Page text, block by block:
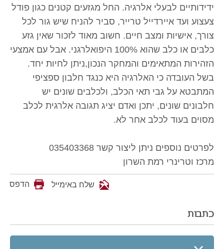
כתבות
ידידותיים לבעלי אלרגיה. החל מגזעים קטנים כגון פודל
צעצוע ועד איירדייל טרייר, סביר להניח שיש גור לכל
צורך, אישיות ומצב חיים. חשוב מאוד לזכור שאין גזע
כלבים או כלב שהוא 100% היפואלרגני. אבל עם אמצעי
הזהירות המתאימים והמחקר הנכון,ניתן לחיות יחד.
בשל העובדה כי האלרגיה היא כנגד חלבון ספציפי
המתבטא על גבי תאי הכלב, ולכלבים שונים יש
חלבונים שונים, יתכן ואדם יציג תגובה אלרגית לכלב
מסוים בעוד לכלב אחר לא.
לפרטים נוספים ניתן ליצור קשר 035403368
מרכז וטרינרי רמת השרון
שלח באימייל הדפס